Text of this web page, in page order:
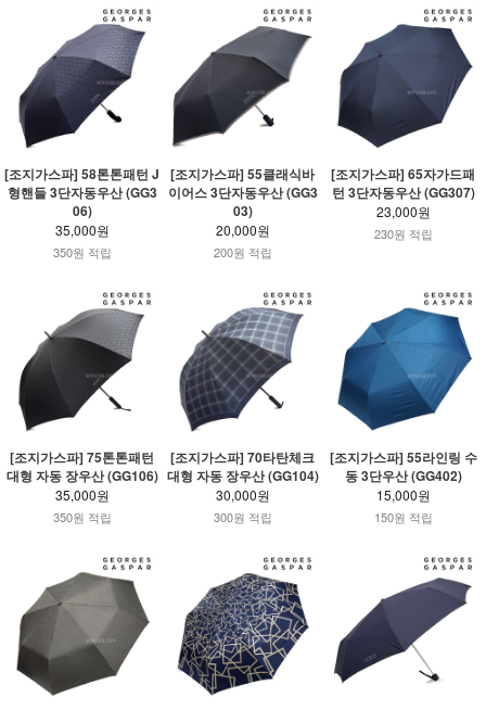
[조지가스파] 58톤톤패턴 J
형핸들 3단자동우산 (GG3
06)
35,000원
350원 적립
[조지가스파] 55클래식바
이어스 3단자동우산 (GG3
03)
20,000원
200원 적립
[조지가스파] 65자가드패
턴 3단자동우산 (GG307)
23,000원
230원 적립
[조지가스파] 75톤톤패턴
대형 자동 장우산 (GG106)
35,000원
350원 적립
[조지가스파] 70타탄체크
대형 자동 장우산 (GG104)
30,000원
300원 적립
[조지가스파] 55라인링 수
동 3단우산 (GG402)
15,000원
150원 적립